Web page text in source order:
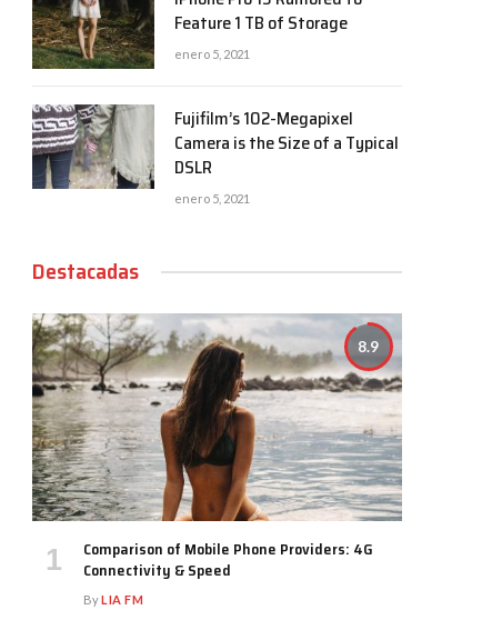
Feature 1 TB of Storage
enero 5, 2021
Fujifilm’s 102-Megapixel
Camera is the Size of a Typical
DSLR
enero 5, 2021
Destacadas
8.9
Comparison of Mobile Phone Providers: 4G
Connectivity & Speed
ByLIA FM